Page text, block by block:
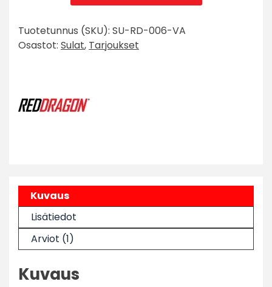
White
Standard
Flights
määrä
Tuotetunnus (SKU): SU-RD-006-VA
Osastot: Sulat, Tarjoukset
Kuvaus
Lisätiedot
Arviot (1)
Kuvaus